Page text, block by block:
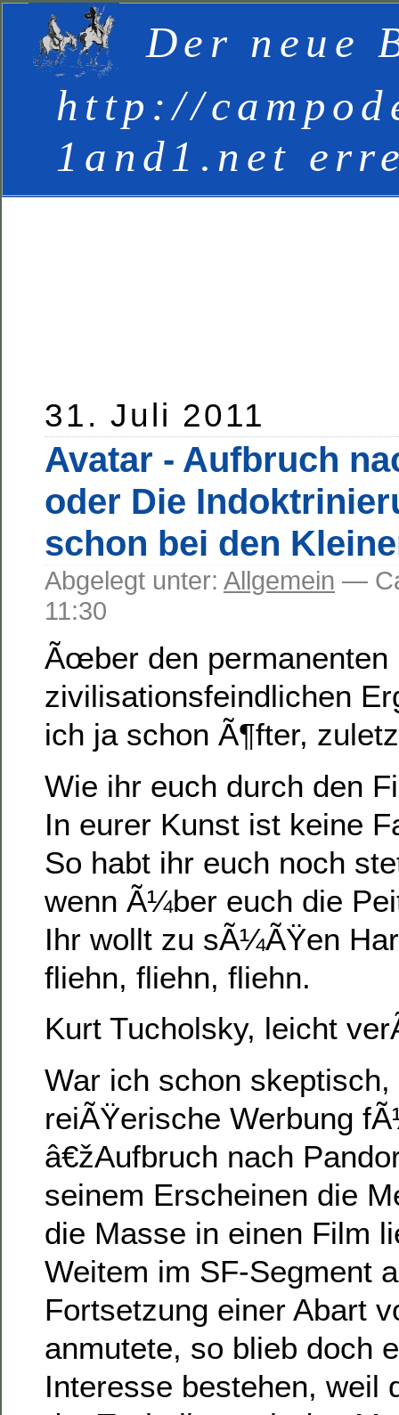
Der neue
http://
1and1.net
31. Juli 2011
Avatar - Aufbruch
oder Die
schon bei den
Abgelegt unter: Allgemein —
11:30
Ãœber den permanenten
zivilisationsfeindlichen
ich ja schon Ã¶fter,
Wie ihr euch durch den
In eurer Kunst ist keine
So habt ihr euch noch
wenn Ã¼ber euch die
Ihr wollt zu sÃ¼ÃŸen
fliehn, fliehn, fliehn.
Kurt Tucholsky, leicht
War ich schon skeptisch,
reiÃŸerische Werbung
â€žAufbruch nach
seinem Erscheinen die
die Masse in einen Film
Weitem im SF-Segment
Fortsetzung einer Abart
anmutete, so blieb doch
Interesse bestehen, weil